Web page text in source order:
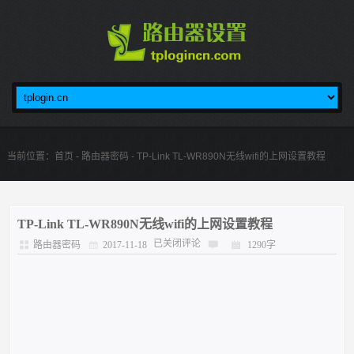
当前位置： 首页 - 路由器密码 - TP-Link TL-WR890N无线wifi的上网设置教程
TP-Link TL-WR890N无线wifi的上网设置教程
路由器密码 2017-11-18 已关闭评论 1290字